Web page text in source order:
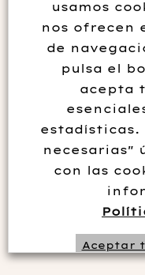
TAHULLA
usamos
nos ofrecen
de
pulsa el
acepta
estadísticas.
necesarias"
con las
Aceptar